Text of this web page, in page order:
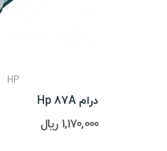
HP
درام Hp 87A
1,170,000 ریال